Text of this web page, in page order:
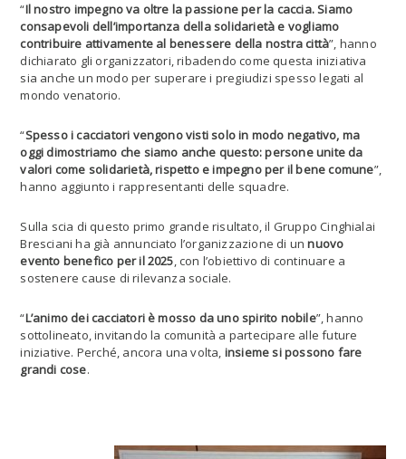
“Il nostro impegno va oltre la passione per la caccia. Siamo
consapevoli dell’importanza della solidarietà e vogliamo
contribuire attivamente al benessere della nostra città”, hanno
dichiarato gli organizzatori, ribadendo come questa iniziativa
sia anche un modo per superare i pregiudizi spesso legati al
mondo venatorio.
“Spesso i cacciatori vengono visti solo in modo negativo, ma
oggi dimostriamo che siamo anche questo: persone unite da
valori come solidarietà, rispetto e impegno per il bene comune”,
hanno aggiunto i rappresentanti delle squadre.
Sulla scia di questo primo grande risultato, il Gruppo Cinghialai
Bresciani ha già annunciato l’organizzazione di unnuovo
evento benefico per il 2025, con l’obiettivo di continuare a
sostenere cause di rilevanza sociale.
“L’animo dei cacciatori è mosso da uno spirito nobile”, hanno
sottolineato, invitando la comunità a partecipare alle future
iniziative. Perché, ancora una volta, insieme si possono fare
grandi cose.